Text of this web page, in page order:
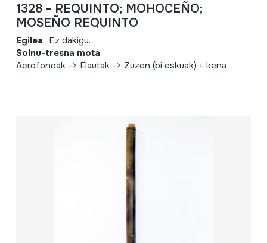
1328 - REQUINTO; MOHOCEÑO;
MOSEÑO REQUINTO
Egilea Ez dakigu.
Soinu-tresna mota
Aerofonoak -> Flautak -> Zuzen (bi eskuak) + kena